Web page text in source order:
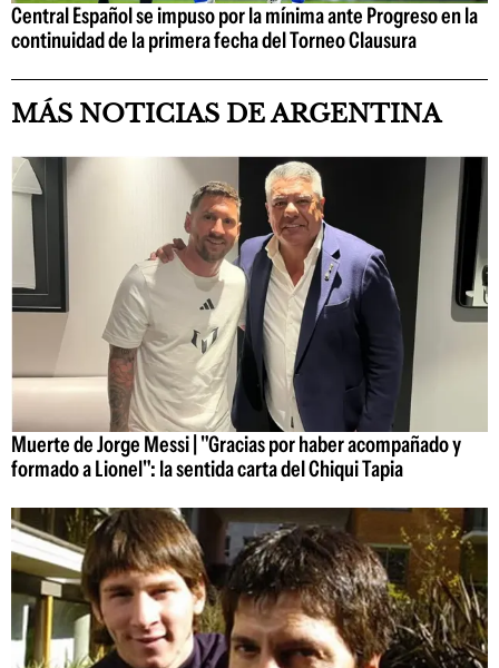
Central Español se impuso por la mínima ante Progreso en la
continuidad de la primera fecha del Torneo Clausura
MÁS NOTICIAS DE ARGENTINA
Muerte de Jorge Messi | "Gracias por haber acompañado y
formado a Lionel": la sentida carta del Chiqui Tapia